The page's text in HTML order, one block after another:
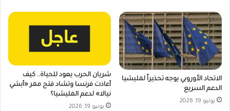
الاتحاد الأوروبي يوجه تحذيراً لمليشيا
الدعم السريع
يونيو 19, 2026
شريان الحرب يعود للحياة.. كيف
أعادت فرنسا وتشاد فتح ممر «أبشي
نيالا» لدعم المليشيا؟
يونيو 19, 2026